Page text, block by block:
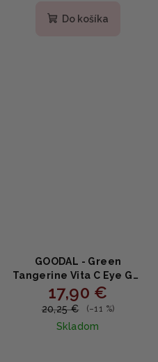
produktu
Do košíka
GOODAL - Green
Tangerine Vita C Eye Gel
Patch 60 ks -
Rozjasňujúce
hydrogelové náplasti
pod oči s vitamínom C a
17,90 €
20,25 € (–11 %)
Skladom